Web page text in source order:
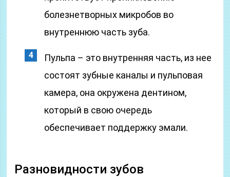
болезнетворных микробов во
внутреннюю часть зуба.
Пульпа – это внутренняя часть, из нее
состоят зубные каналы и пульповая
камера, она окружена дентином,
который в свою очередь
обеспечивает поддержку эмали.
Разновидности зубов